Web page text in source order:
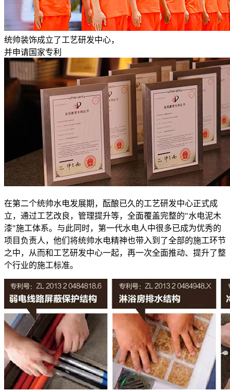
统帅装饰成立了工艺研发中心，
并申请国家专利
在第二个统帅水电发展期，酝酿已久的工艺研发中心正式成
立，通过工艺改良，管理提升等，全面覆盖完整的"水电泥木
漆"施工体系。与此同时，第一代水电人中很多已成为优秀的
项目负责人，他们将统帅水电精神也带入到了全部的施工环节
之中，从而和工艺研发中心一起，再一次全面推动、提升了整
个行业的施工标准。